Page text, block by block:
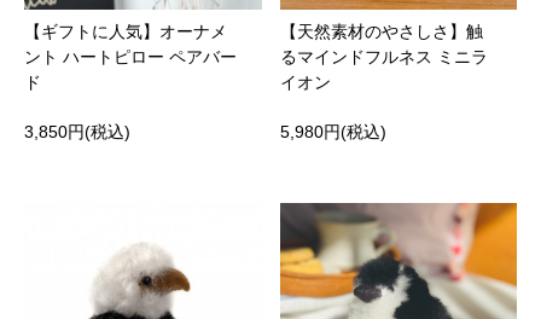
【ギフトに人気】オーナメ
ント ハートピロー ペアバー
ド
3,850円(税込)
【天然素材のやさしさ】触
るマインドフルネス ミニラ
イオン
5,980円(税込)